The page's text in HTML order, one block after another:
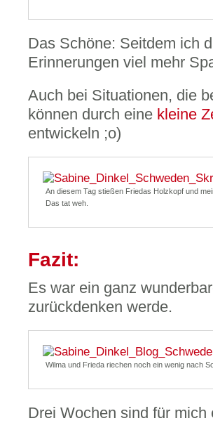
Das Schöne: Seitdem ich
Erinnerungen viel mehr
Auch bei Situationen, die
können durch eine kleine
entwickeln ;o)
An diesem Tag stießen Friedas Holzkopf und
Das tat weh.
Fazit:
Es war ein ganz
zurückdenken werde.
Wilma und Frieda riechen noch ein wenig nach
Drei Wochen sind für